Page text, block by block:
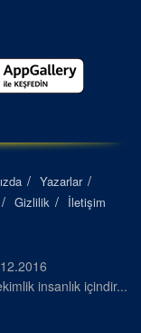
Yazarlar
Gizlilik İletişim
insanlık içindir...